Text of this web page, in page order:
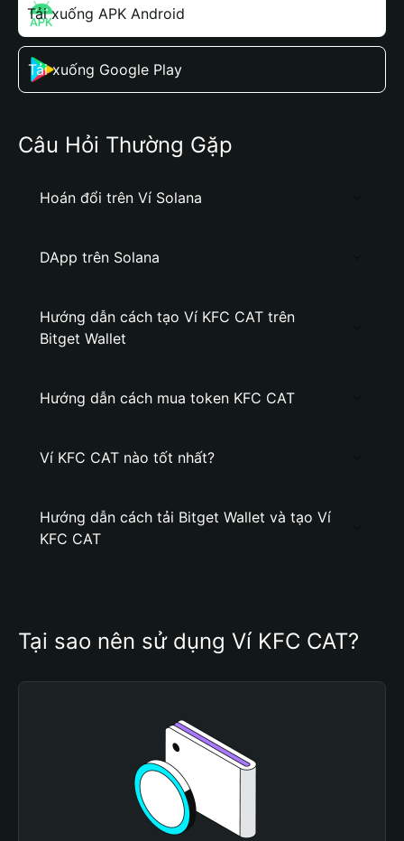
Tải xuống APK Android
Tải xuống Google Play
Câu Hỏi Thường Gặp
Hoán đổi trên Ví Solana
DApp trên Solana
Hướng dẫn cách tạo Ví KFC CAT trên
Bitget Wallet
Hướng dẫn cách mua token KFC CAT
Ví KFC CAT nào tốt nhất?
Hướng dẫn cách tải Bitget Wallet và tạo Ví
KFC CAT
Tại sao nên sử dụng Ví KFC CAT?